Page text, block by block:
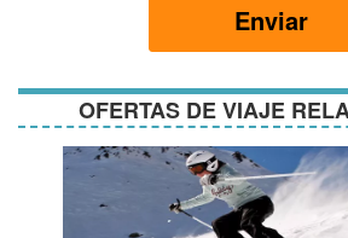
Enviar
OFERTAS DE VIAJE